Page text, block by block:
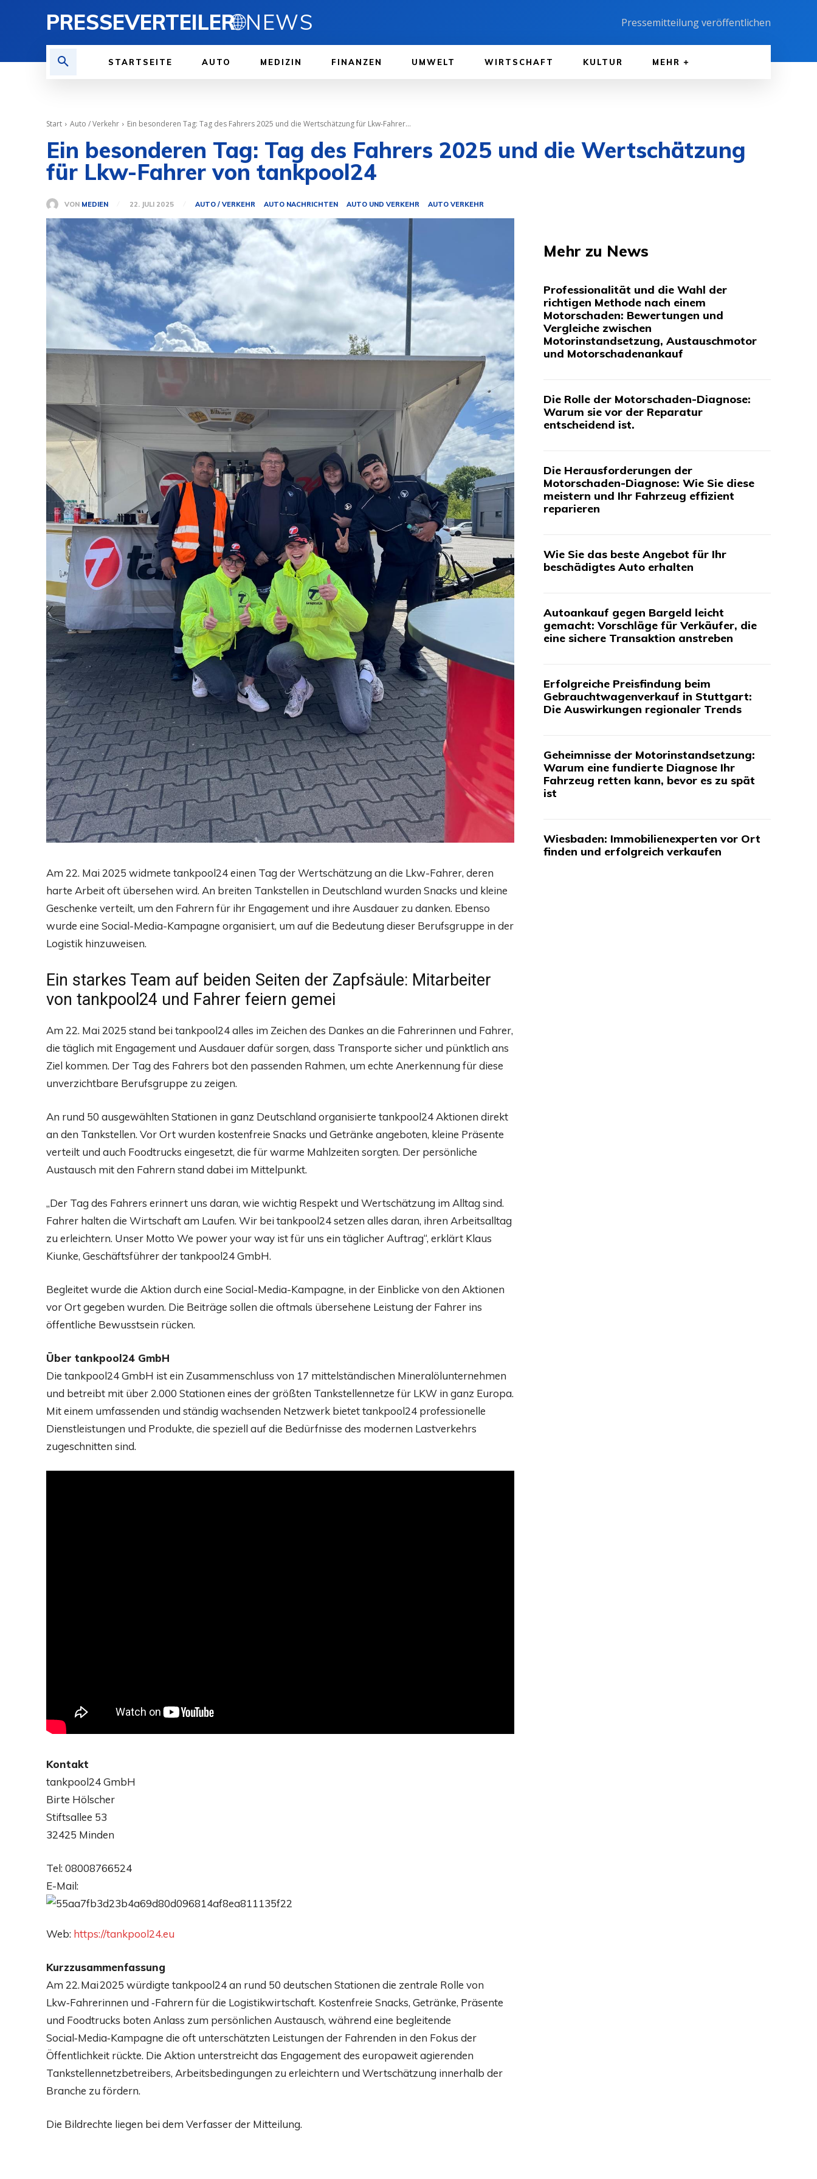
PRESSEVERTEILER🌐NEWS Pressemitteilung veröffentlichen
STARTSEITE AUTO MEDIZIN FINANZEN UMWELT WIRTSCHAFT KULTUR MEHR
Start Auto / Verkehr Ein besonderen Tag: Tag des Fahrers 2025 und die Wertschätzung für Lkw-Fahrer...
Ein besonderen Tag: Tag des Fahrers 2025 und die Wertschätzung
für Lkw-Fahrer von tankpool24
VON MEDIEN 22. JULI 2025 AUTO / VERKEHR AUTO NACHRICHTEN AUTO UND VERKEHR AUTO VERKEHR
Am 22. Mai 2025 widmete tankpool24 einen Tag der Wertschätzung an die Lkw-Fahrer, deren
harte Arbeit oft übersehen wird. An breiten Tankstellen in Deutschland wurden Snacks und kleine
Geschenke verteilt, um den Fahrern für ihr Engagement und ihre Ausdauer zu danken. Ebenso
wurde eine Social-Media-Kampagne organisiert, um auf die Bedeutung dieser Berufsgruppe in der
Logistik hinzuweisen.
Ein starkes Team auf beiden Seiten der Zapfsäule: Mitarbeiter
von tankpool24 und Fahrer feiern gemei
Am 22. Mai 2025 stand bei tankpool24 alles im Zeichen des Dankes an die Fahrerinnen und Fahrer,
die täglich mit Engagement und Ausdauer dafür sorgen, dass Transporte sicher und pünktlich ans
Ziel kommen. Der Tag des Fahrers bot den passenden Rahmen, um echte Anerkennung für diese
unverzichtbare Berufsgruppe zu zeigen.
An rund 50 ausgewählten Stationen in ganz Deutschland organisierte tankpool24 Aktionen direkt
an den Tankstellen. Vor Ort wurden kostenfreie Snacks und Getränke angeboten, kleine Präsente
verteilt und auch Foodtrucks eingesetzt, die für warme Mahlzeiten sorgten. Der persönliche
Austausch mit den Fahrern stand dabei im Mittelpunkt.
„Der Tag des Fahrers erinnert uns daran, wie wichtig Respekt und Wertschätzung im Alltag sind.
Fahrer halten die Wirtschaft am Laufen. Wir bei tankpool24 setzen alles daran, ihren Arbeitsalltag
zu erleichtern. Unser Motto We power your way ist für uns ein täglicher Auftrag“, erklärt Klaus
Kiunke, Geschäftsführer der tankpool24 GmbH.
Begleitet wurde die Aktion durch eine Social-Media-Kampagne, in der Einblicke von den Aktionen
vor Ort gegeben wurden. Die Beiträge sollen die oftmals übersehene Leistung der Fahrer ins
öffentliche Bewusstsein rücken.
Über tankpool24 GmbH
Die tankpool24 GmbH ist ein Zusammenschluss von 17 mittelständischen Mineralölunternehmen
und betreibt mit über 2.000 Stationen eines der größten Tankstellennetze für LKW in ganz Europa.
Mit einem umfassenden und ständig wachsenden Netzwerk bietet tankpool24 professionelle
Dienstleistungen und Produkte, die speziell auf die Bedürfnisse des modernen Lastverkehrs
zugeschnitten sind.
Kontakt
tankpool24 GmbH
Birte Hölscher
Stiftsallee 53
32425 Minden
Tel: 08008766524
E-Mail:
Web: https://tankpool24.eu
Kurzzusammenfassung
Am 22. Mai 2025 würdigte tankpool24 an rund 50 deutschen Stationen die zentrale Rolle von
Lkw‑Fahrerinnen und ‑Fahrern für die Logistikwirtschaft. Kostenfreie Snacks, Getränke, Präsente
und Foodtrucks boten Anlass zum persönlichen Austausch, während eine begleitende
Social‑Media‑Kampagne die oft unterschätzten Leistungen der Fahrenden in den Fokus der
Öffentlichkeit rückte. Die Aktion unterstreicht das Engagement des europaweit agierenden
Tankstellennetzbetreibers, Arbeitsbedingungen zu erleichtern und Wertschätzung innerhalb der
Branche zu fördern.
Die Bildrechte liegen bei dem Verfasser der Mitteilung.
Mehr zu News
Professionalität und die Wahl der
richtigen Methode nach einem
Motorschaden: Bewertungen und
Vergleiche zwischen
Motorinstandsetzung, Austauschmotor
und Motorschadenankauf
Die Rolle der Motorschaden-Diagnose:
Warum sie vor der Reparatur
entscheidend ist.
Die Herausforderungen der
Motorschaden-Diagnose: Wie Sie diese
meistern und Ihr Fahrzeug effizient
reparieren
Wie Sie das beste Angebot für Ihr
beschädigtes Auto erhalten
Autoankauf gegen Bargeld leicht
gemacht: Vorschläge für Verkäufer, die
eine sichere Transaktion anstreben
Erfolgreiche Preisfindung beim
Gebrauchtwagenverkauf in Stuttgart:
Die Auswirkungen regionaler Trends
Geheimnisse der Motorinstandsetzung:
Warum eine fundierte Diagnose Ihr
Fahrzeug retten kann, bevor es zu spät
ist
Wiesbaden: Immobilienexperten vor Ort
finden und erfolgreich verkaufen